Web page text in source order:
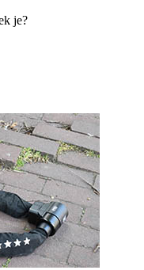
je?